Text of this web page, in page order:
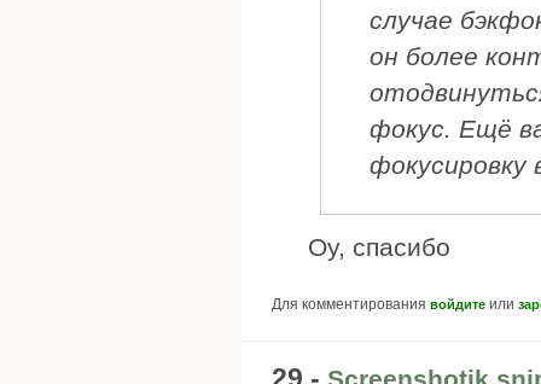
случае
он более
фокус. Ещё
Оу, спасибо
Для комментирования войдите или